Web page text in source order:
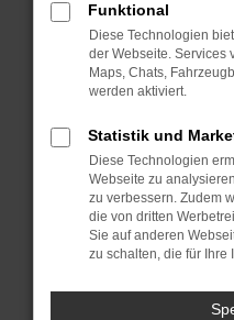
Fenster?
Starte dein Gerät
Das kann
Probleme zu beheben.
Stelle sicher, dass
Betriebssystem
sind.
Veraltete Software
Sicherheitsrisiko,
führen, dass
Wende dich an
Funktional
Diese Technologien
der Webseite. Services
Maps, Chats,
werden aktiviert.
Statistik und
Diese Technologien
Webseite zu
zu verbessern. Zudem
die von dritten
Sie auf anderen
zu schalten, die für Ihre